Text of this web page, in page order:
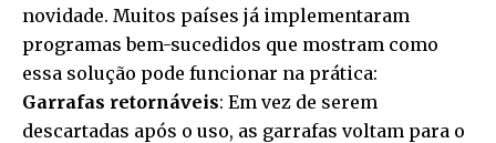
novidade. Muitos países já implementaram
programas bem-sucedidos que mostram como
essa solução pode funcionar na prática:
Garrafas retornáveis: Em vez de serem
descartadas após o uso, as garrafas voltam para o